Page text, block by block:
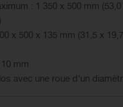
: 1 350 x 500 mm
x 500 x 135 mm (31,5 x
mm
avec une roue d'un